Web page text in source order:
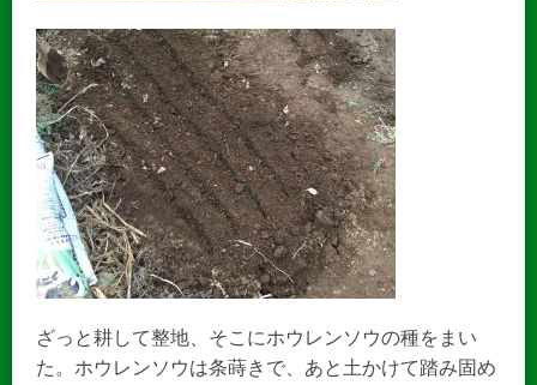
ざっと耕して整地、そこにホウレンソウの種をまい
た。ホウレンソウは条蒔きで、あと土かけて踏み固め